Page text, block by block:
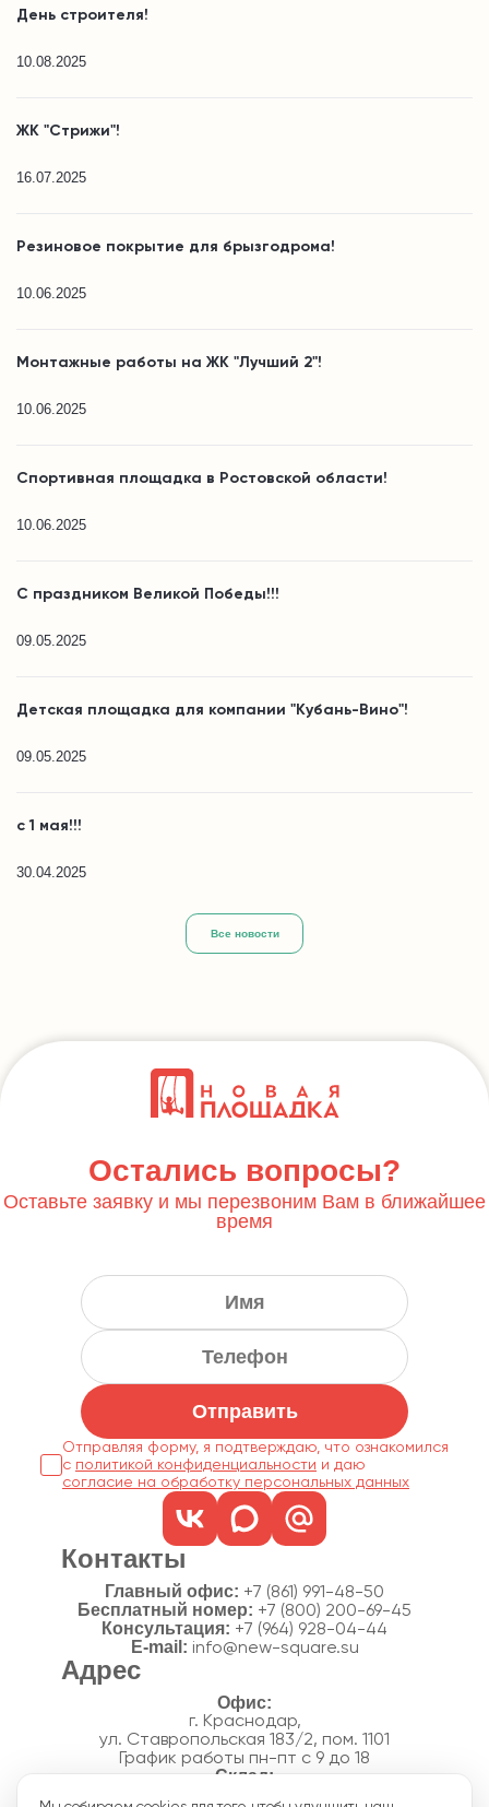
День строителя!
10.08.2025
ЖК "Стрижи"!
16.07.2025
Резиновое покрытие для брызгодрома!
10.06.2025
Монтажные работы на ЖК "Лучший 2"!
10.06.2025
Спортивная площадка в Ростовской области!
10.06.2025
С праздником Великой Победы!!!
09.05.2025
Детская площадка для компании "Кубань-Вино"!
09.05.2025
с 1 мая!!!
30.04.2025
Все новости
Остались вопросы?
Оставьте заявку и мы перезвоним Вам в ближайшее
время
Отправить
Отправляя форму, я подтверждаю, что ознакомился
с политикой конфиденциальности
согласие на обработку персональных данных
Контакты
Главный офис: +7 (861) 991-48-50
Бесплатный номер: +7 (800) 200-69-45
Консультация: +7 (964) 928-04-44
E-mail: info@new-square.su
Адрес
г. Краснодар,
ул. Ставропольская 183/2, пом. 1101
График работы пн-пт с 9 до 18